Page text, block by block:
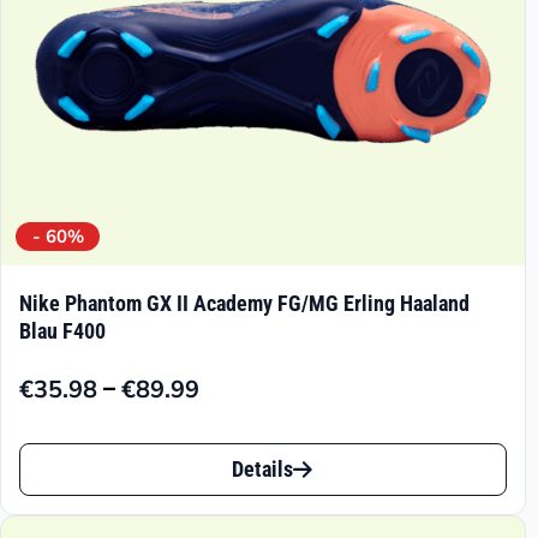
Produktseite
gewählt
werden
- 60%
Nike Phantom GX II Academy FG/MG Erling Haaland
Blau F400
€35.98–€89.99
Preisspanne:
€89.99
Dieses
Produkt
Details